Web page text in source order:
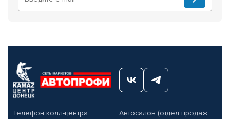
Телефон колл-центра
Автосалон (отдел продаж